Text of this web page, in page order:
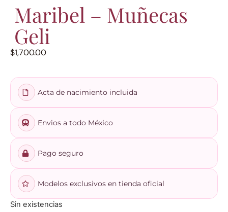
Maribel – Muñecas
Geli
$1,700.00
Acta de nacimiento incluida
Envios a todo México
Pago seguro
Modelos exclusivos en tienda oficial
Sin existencias